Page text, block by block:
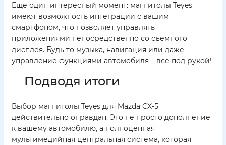
Еще один интересный момент: магнитолы Teyes
имеют возможность интеграции с вашим
смартфоном, что позволяет управлять
приложениями непосредственно со съемного
дисплея. Будь то музыка, навигация или даже
управление функциями автомобиля – все под рукой!
Подводя итоги
Выбор магнитолы Teyes для Mazda CX-5
действительно оправдан. Это не просто дополнение
к вашему автомобилю, а полноценная
мультимедийная центральная система, которая